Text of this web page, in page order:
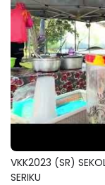
VKK2023 (SR)
SERIKU